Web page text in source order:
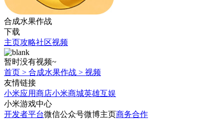
合成水果作战
下载
主页攻略社区视频
暂时没有视频~
首页 > 合成水果作战 > 视频
友情链接
小米应用商店小米商城英雄互娱
小米游戏中心
开发者平台微信公众号微博主页商务合作